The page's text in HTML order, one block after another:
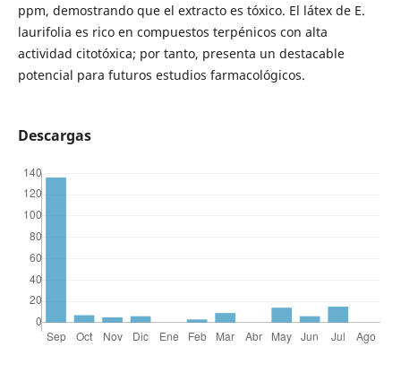
ppm, demostrando que el extracto es tóxico. El látex de E.
laurifolia es rico en compuestos terpénicos con alta
actividad citotóxica; por tanto, presenta un destacable
potencial para futuros estudios farmacológicos.
Descargas